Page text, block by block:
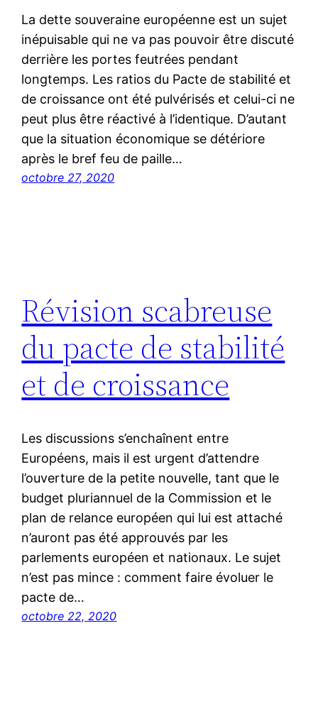
La dette souveraine européenne est un sujet
inépuisable qui ne va pas pouvoir être discuté
derrière les portes feutrées pendant
longtemps. Les ratios du Pacte de stabilité et
de croissance ont été pulvérisés et celui-ci ne
peut plus être réactivé à l’identique. D’autant
que la situation économique se détériore
après le bref feu de paille…
octobre 27, 2020
Révision scabreuse
du pacte de stabilité
et de croissance
Les discussions s’enchaînent entre
Européens, mais il est urgent d’attendre
l’ouverture de la petite nouvelle, tant que le
budget pluriannuel de la Commission et le
plan de relance européen qui lui est attaché
n’auront pas été approuvés par les
parlements européen et nationaux. Le sujet
n’est pas mince : comment faire évoluer le
pacte de…
octobre 22, 2020